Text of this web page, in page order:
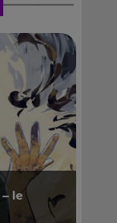
le